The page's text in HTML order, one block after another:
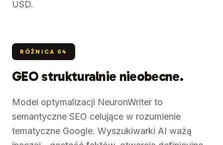
USD.
RÓŻNICA 04
GEO strukturalnie nieobecne.
Model optymalizacji NeuronWriter to
semantyczne SEO celujące w rozumienie
tematyczne Google. Wyszukiwarki AI ważą